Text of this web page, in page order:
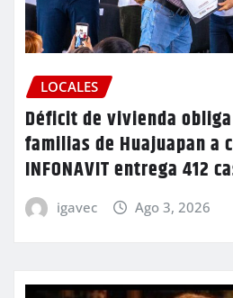
LOCALES
Déficit de vivienda
familias de Huajuapan a
INFONAVIT entrega 412
igavec Ago 3, 2026